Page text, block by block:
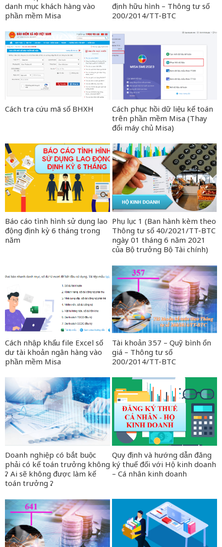
danh mục khách hàng vào
phần mềm Misa
định hữu hình – Thông tư số
200/2014/TT-BTC
Cách tra cứu mã số BHXH Cách phục hồi dữ liệu kế toán
trên phần mềm Misa (Thay
đổi máy chủ Misa)
Báo cáo tình hình sử dụng lao
động định kỳ 6 tháng trong
năm
Phụ lục 1 (Ban hành kèm theo
Thông tư số 40/2021/TT-BTC
ngày 01 tháng 6 năm 2021
của Bộ trưởng Bộ Tài chính)
Cách nhập khẩu file Excel số
dư tài khoản ngân hàng vào
phần mềm Misa
Tài khoản 357 – Quỹ bình ổn
giá – Thông tư số
200/2014/TT-BTC
Doanh nghiệp có bắt buộc
phải có kế toán trưởng không
? Ai sẽ không được làm kế
toán trưởng ?
Quy định và hướng dẫn đăng
ký thuế đối với Hộ kinh doanh
– Cá nhân kinh doanh